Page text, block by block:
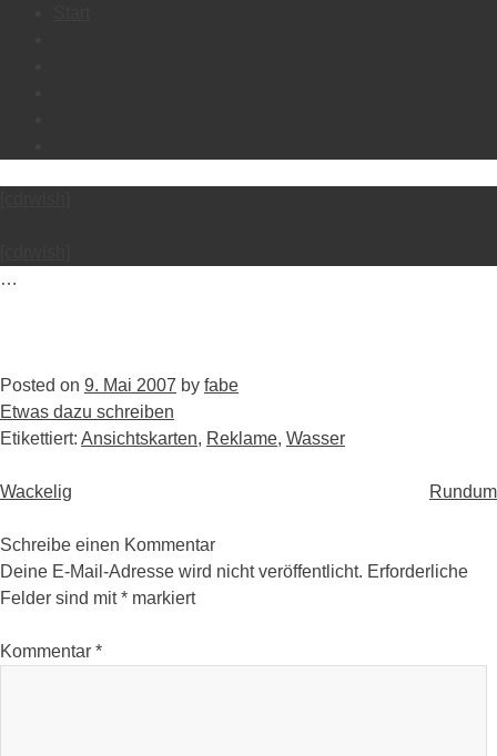
…
Posted on 9. Mai 2007 by fabe
Etwas dazu schreiben
Etikettiert: Ansichtskarten, Reklame, Wasser
Post
Wackelig Rundum
Schreibe einen Kommentar
Deine E-Mail-Adresse wird nicht veröffentlicht. Erforderliche
Felder sind mit* markiert
Kommentar *